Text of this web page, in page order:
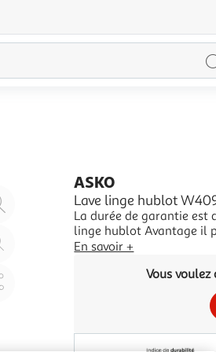
Agrandir
l'illustration
ASKO
Lave linge hublot
La durée de garantie est de 2 ans. Installation
linge hublot Avantage il peut être installé rapidement et simplement
n'importe où. Pour une
3 cms suppléme
En savoir +
Vous